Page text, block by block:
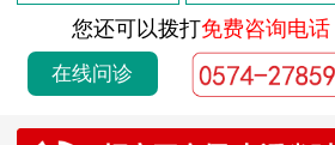
您还可以拨打免费咨询电话
在线问诊